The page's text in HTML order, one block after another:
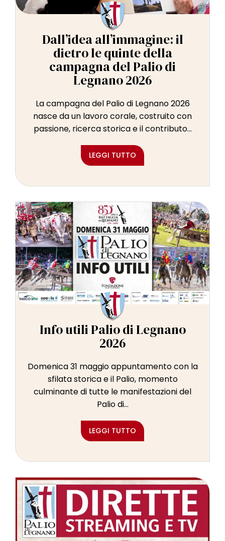
Dall’idea all’immagine: il
dietro le quinte della
campagna del Palio di
Legnano 2026
La campagna del Palio di Legnano 2026
nasce da un lavoro corale, costruito con
passione, ricerca storica e il contributo...
LEGGI TUTTO
Info utili Palio di Legnano
2026
Domenica 31 maggio appuntamento con la
sfilata storica e il Palio, momento
culminante di tutte le manifestazioni del
Palio di...
LEGGI TUTTO